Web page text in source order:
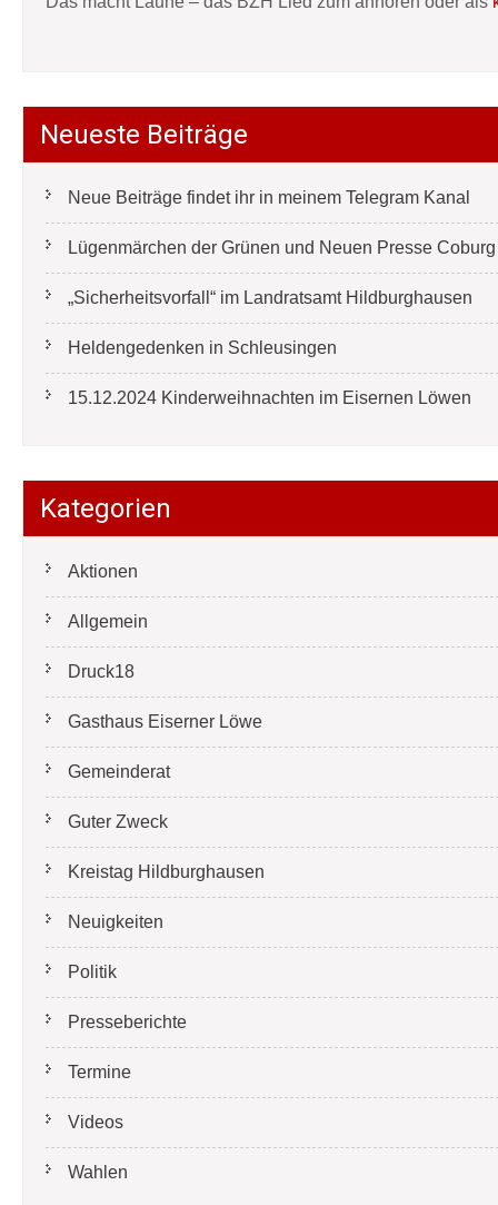
Neueste Beiträge
Neue Beiträge findet ihr in meinem Telegram Kanal
Lügenmärchen der Grünen und Neuen Presse
„Sicherheitsvorfall“ im Landratsamt Hildburghausen
Heldengedenken in Schleusingen
15.12.2024 Kinderweihnachten im Eisernen Löwen
Kategorien
Aktionen
Allgemein
Druck18
Gasthaus Eiserner Löwe
Gemeinderat
Guter Zweck
Kreistag Hildburghausen
Neuigkeiten
Politik
Presseberichte
Termine
Videos
Wahlen